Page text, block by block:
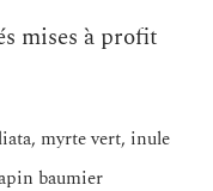
mises à profit
myrte vert, inule
baumier